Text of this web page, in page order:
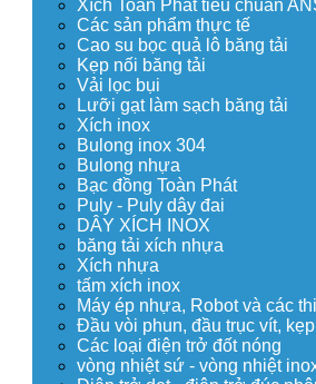
Xích Toàn Phát tiêu chuẩn
Các sản phẩm thực tế
Cao su bọc quả lô băng tải
Kẹp nối băng tải
Vải lọc bụi
Lưỡi gạt làm sạch băng tải
Xích inox
Bulong inox 304
Bulong nhựa
Bạc đồng Toàn Phát
Puly - Puly dây đai
DÂY XÍCH INOX
băng tải xích nhựa
Xích nhựa
tấm xích inox
Máy ép nhựa, Robot và các
Đầu vòi phun, đầu trục vít,
Các loại điện trở đốt nóng
vòng nhiệt sứ - vòng nhiệt